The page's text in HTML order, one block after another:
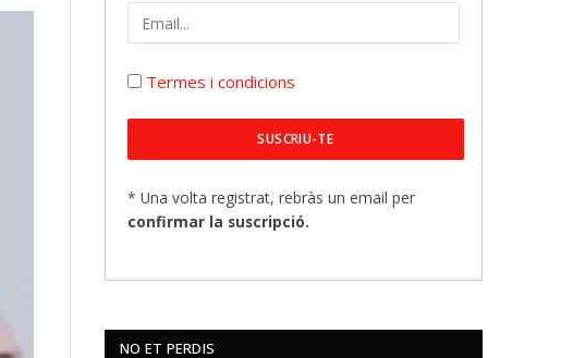
Termes i condicions
* Una volta registrat, rebràs un email per
confirmar la suscripció.
NO ET PERDIS